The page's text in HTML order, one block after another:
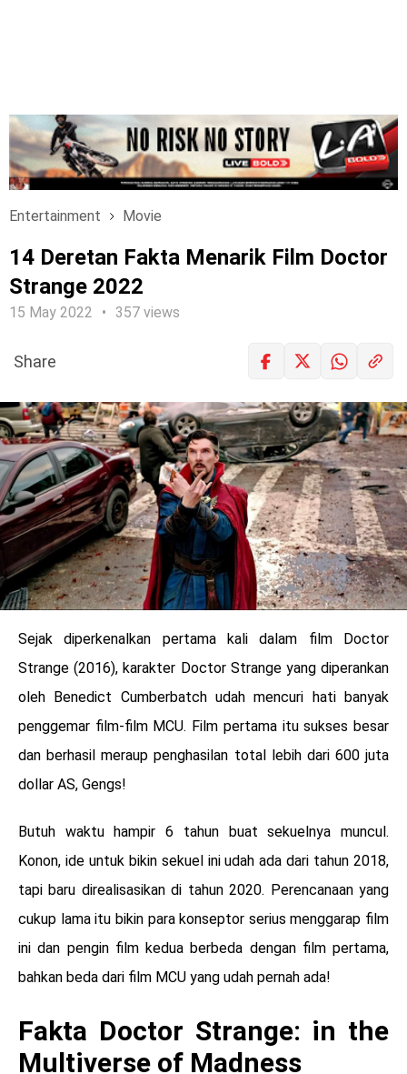
Entertainment Movie
14 Deretan Fakta Menarik Film Doctor
Strange 2022
15 May 2022 357 views
benefit
LOGIN
Share
Sejak diperkenalkan pertama kali dalam film Doctor
Strange (2016), karakter Doctor Strange yang diperankan
oleh Benedict Cumberbatch udah mencuri hati banyak
penggemar film-film MCU. Film pertama itu sukses besar
dan berhasil meraup penghasilan total lebih dari 600 juta
dollar AS, Gengs!
Butuh waktu hampir 6 tahun buat sekuelnya muncul.
Konon, ide untuk bikin sekuel ini udah ada dari tahun 2018,
tapi baru direalisasikan di tahun 2020. Perencanaan yang
cukup lama itu bikin para konseptor serius menggarap film
ini dan pengin film kedua berbeda dengan film pertama,
bahkan beda dari film MCU yang udah pernah ada!
Fakta Doctor Strange: in the
Multiverse of Madness